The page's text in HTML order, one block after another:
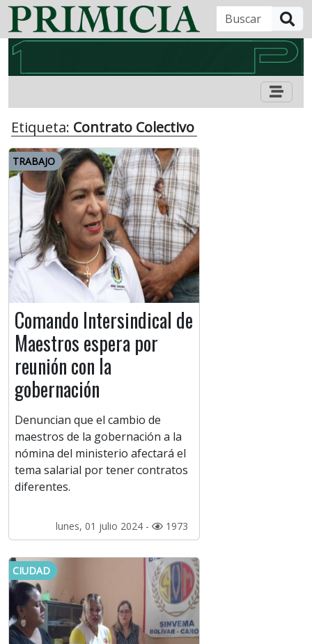
Etiqueta: Contrato Colectivo
TRABAJO
Comando Intersindical de
Maestros espera por
reunión con la
gobernación
Denuncian que el cambio de
maestros de la gobernación a la
nómina del ministerio afectará el
tema salarial por tener contratos
diferentes.
lunes, 01 julio 2024 - 1973
CIUDAD